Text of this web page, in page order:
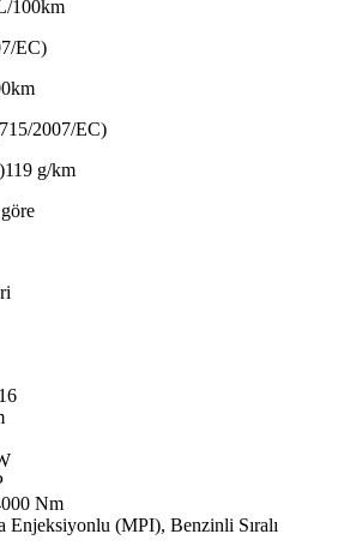
100km
EC)
2007/EC)
119 g/km
Nm
Enjeksiyonlu (MPI), Benzinli Sıralı